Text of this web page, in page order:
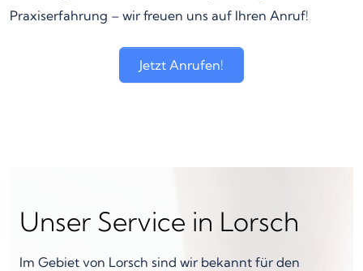
Praxiserfahrung – wir freuen uns auf Ihren Anruf!
Jetzt Anrufen!
Unser Service in Lorsch
Im Gebiet von Lorsch sind wir bekannt für den